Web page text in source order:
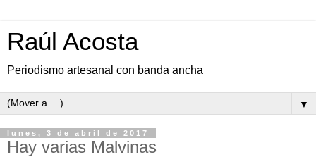
Raúl Acosta
Periodismo artesanal con banda ancha
▼
lunes, 3 de abril de 2017
Hay varias Malvinas